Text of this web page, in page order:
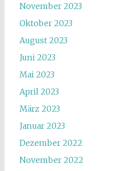
November 2023
Oktober 2023
August 2023
Juni 2023
Mai 2023
April 2023
März 2023
Januar 2023
Dezember 2022
November 2022